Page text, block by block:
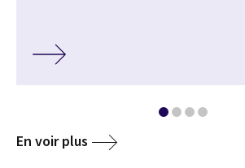
En voir plus